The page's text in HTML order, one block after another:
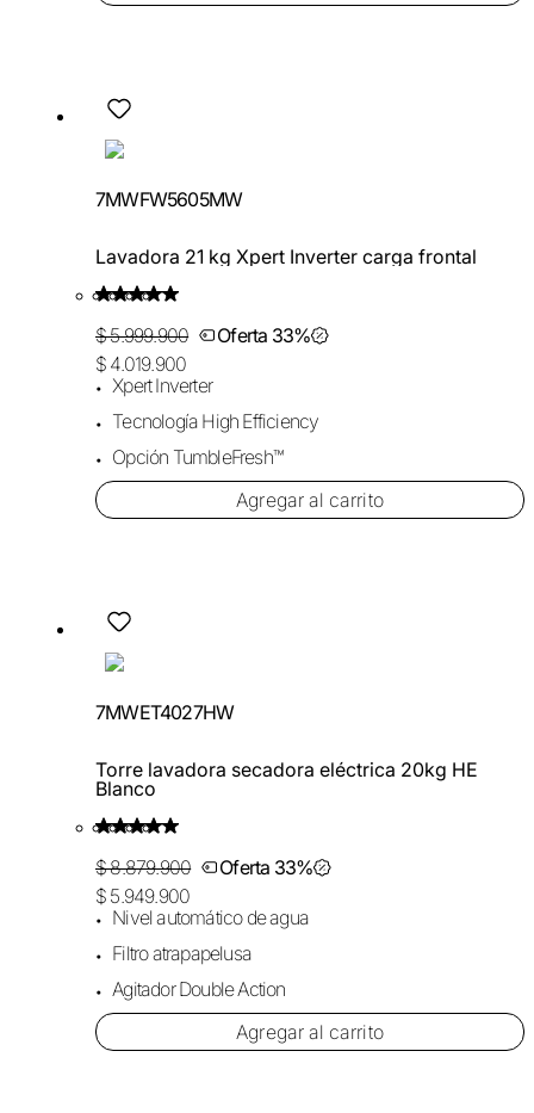
7MWFW5605MW
Lavadora 21 kg Xpert Inverter carga frontal
$ 5.999.900
Oferta 33%
$ 4.019.900
Xpert Inverter
Tecnología High Efficiency
Opción TumbleFresh™
Agregar al carrito
7MWET4027HW
Torre lavadora secadora eléctrica 20kg HE
Blanco
$ 8.879.900
Oferta 33%
$ 5.949.900
Nivel automático de agua
Filtro atrapapelusa
Agitador Double Action
Agregar al carrito